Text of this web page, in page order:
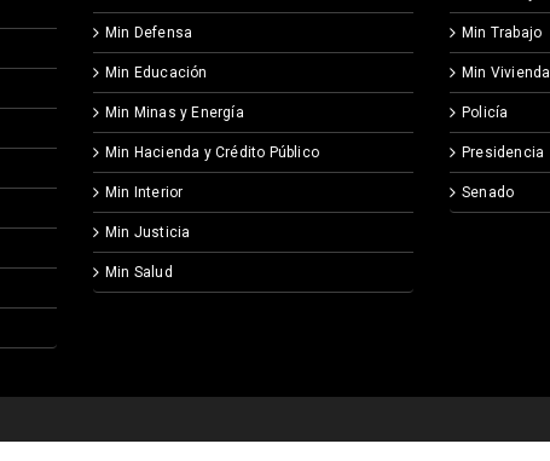
Min Defensa
Min Educación
Min Minas y Energía
Min Hacienda y Crédito Público
Min Interior
Min Justicia
Min Salud
Min Trabajo
Min Vivienda
Policía
Presidencia
Senado